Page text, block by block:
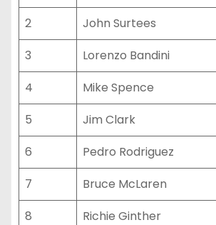
2
John Surtees
3
Lorenzo Bandini
4
Mike Spence
5
Jim Clark
6
Pedro Rodriguez
7
Bruce McLaren
8
Richie Ginther